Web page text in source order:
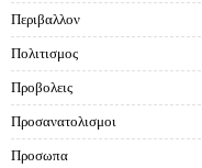
Περιβαλλον
Πολιτισμος
Προβολεις
Προσανατολισμοι
Προσωπα